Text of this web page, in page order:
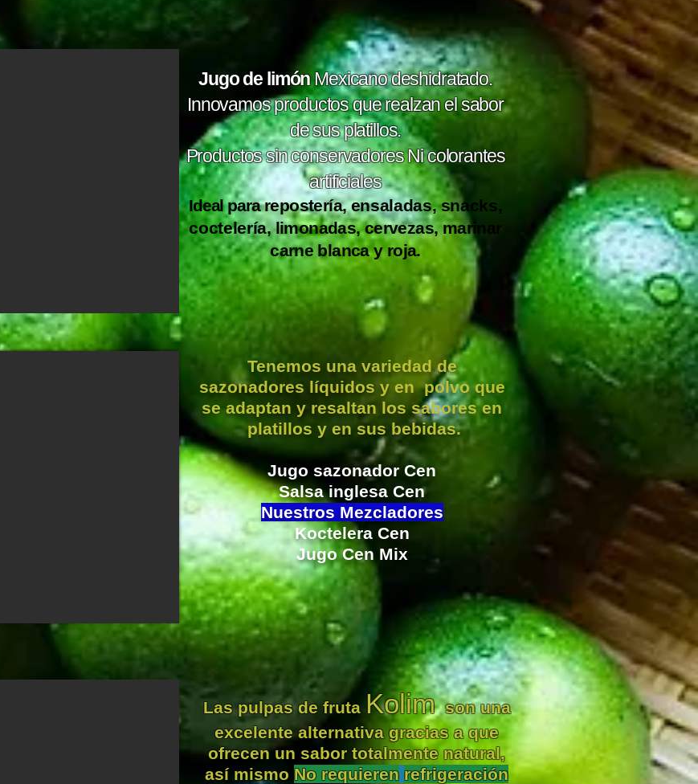
Jugo de limónMexicano deshidratado.
Innovamos productos que realzan el sabor
de sus platillos.
Productos sin conservadores Ni colorantes
artificiales
Ideal pararepostería,ensaladas, snacks,
coctelería, limonadas, cervezas, marinar
carne blanca y roja.
Tenemos una variedad de
sazonadores líquidos y en polvo que
se adaptan y resaltan los sabores en
platillos y en sus bebidas.
Jugo sazonador Cen
Salsa inglesa Cen
Nuestros Mezcladores
Koctelera Cen
Jugo Cen Mix
Las pulpas de fruta Kolimson una
excelente alternativa gracias a que
ofrecen un sabor totalmente natural,
así mismo No requieren refrigeración